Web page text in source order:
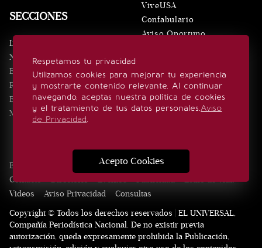
Respetamos tu privacidad
Utilizamos cookies para mejorar tu experiencia
y mostrarte contenido relevante. Al continuar
navegando, aceptas nuestra política de cookies
y el tratamiento de tus datos personales.Aviso
de Privacidad.
Acepto Cookies
SECCIONES
Inicio
Noticias
Eventos
Realeza
Estilo de vida
Minuto x Minuto
ViveUSA
Confabulario
Aviso Oportuno
SÍGUENOS
Edición Impresa Noticias Quiénes somos
Contacto
Directorio Eventos Publicidad
Estilo de vida
Videos
Aviso Privacidad
Consultas
Copyright © Todos los derechos reservados | EL UNIVERSAL,
Compañía Periodística Nacional. De no existir previa
autorización, queda expresamente prohibida la Publicación,